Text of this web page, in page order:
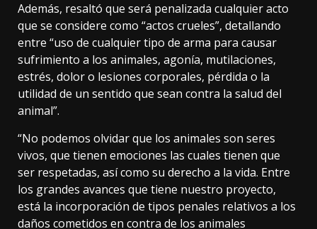
Además, resaltó que será penalizada cualquier acto
que se considere como “actos crueles”, detallando
entre “uso de cualquier tipo de arma para causar
sufrimiento a los animales, agonía, mutilaciones,
estrés, dolor o lesiones corporales, pérdida o la
utilidad de un sentido que sean contra la salud del
animal”.
“No podemos olvidar que los animales son seres
vivos, que tienen emociones las cuales tienen que
ser respetadas, así como su derecho a la vida. Entre
los grandes avances que tiene nuestro proyecto,
está la incorporación de tipos penales relativos a los
daños cometidos en contra de los animales